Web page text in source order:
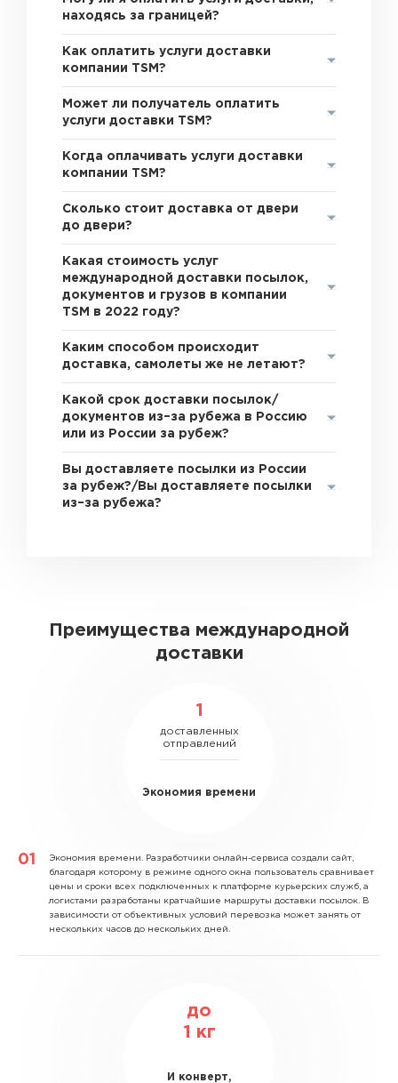
находясь за границей?
Как оплатить услуги доставки
компании TSM?
Может ли получатель оплатить
услуги доставки TSM?
Когда оплачивать услуги доставки
компании TSM?
Сколько стоит доставка от двери
до двери?
Какая стоимость услуг
международной доставки посылок,
документов и грузов в компании
TSM в 2022 году?
Каким способом происходит
доставка, самолеты же не летают?
Какой срок доставки посылок/
документов из–за рубежа в Россию
или из России за рубеж?
Вы доставляете посылки из России
за рубеж?/Вы доставляете посылки
из–за рубежа?
Преимущества международной
доставки
1
доставленных
отправлений
Экономия времени
Экономия времени. Разработчики онлайн-сервиса создали сайт,
благодаря которому в режиме одного окна пользователь сравнивает
цены и сроки всех подключенных к платформе курьерских служб, а
логистами разработаны кратчайшие маршруты доставки посылок. В
зависимости от объективных условий перевозка может занять от
нескольких часов до нескольких дней.
до
1
кг
И конверт,